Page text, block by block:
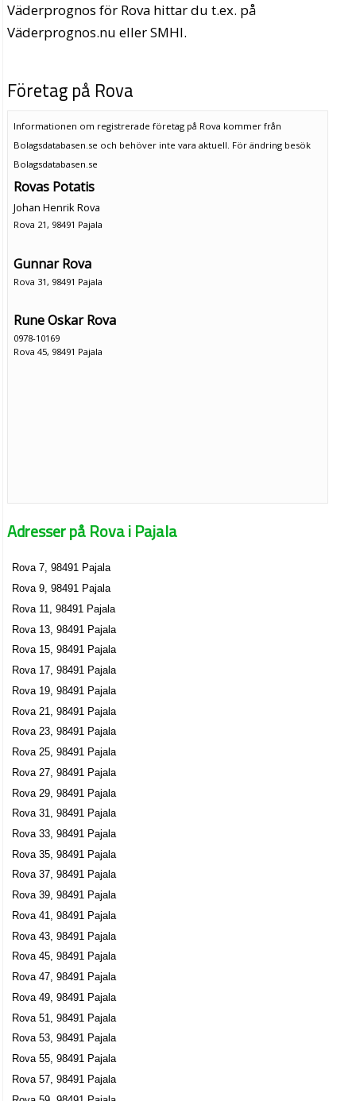
Väderprognos för Rova hittar du t.ex. på
Väderprognos.nu eller SMHI.
Företag på Rova
Informationen om registrerade företag på Rova kommer från
Bolagsdatabasen.se och behöver inte vara aktuell. För ändring besök
Bolagsdatabasen.se
Rovas Potatis
Johan Henrik Rova
Rova 21, 98491 Pajala
Gunnar Rova
Rova 31, 98491 Pajala
Rune Oskar Rova
0978-10169
Rova 45, 98491 Pajala
Adresser på Rova i Pajala
Rova 7, 98491 Pajala
Rova 9, 98491 Pajala
Rova 11, 98491 Pajala
Rova 13, 98491 Pajala
Rova 15, 98491 Pajala
Rova 17, 98491 Pajala
Rova 19, 98491 Pajala
Rova 21, 98491 Pajala
Rova 23, 98491 Pajala
Rova 25, 98491 Pajala
Rova 27, 98491 Pajala
Rova 29, 98491 Pajala
Rova 31, 98491 Pajala
Rova 33, 98491 Pajala
Rova 35, 98491 Pajala
Rova 37, 98491 Pajala
Rova 39, 98491 Pajala
Rova 41, 98491 Pajala
Rova 43, 98491 Pajala
Rova 45, 98491 Pajala
Rova 47, 98491 Pajala
Rova 49, 98491 Pajala
Rova 51, 98491 Pajala
Rova 53, 98491 Pajala
Rova 55, 98491 Pajala
Rova 57, 98491 Pajala